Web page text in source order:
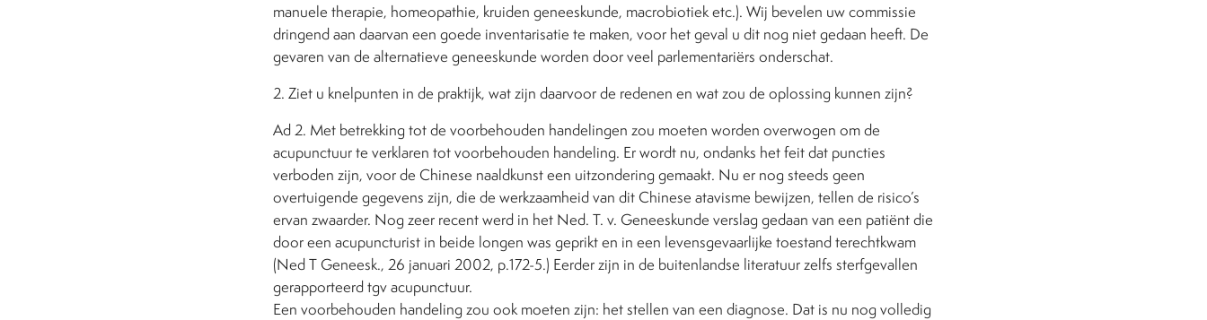
manuele therapie, homeopathie, kruiden geneeskunde, macrobiotiek etc.). Wij bevelen uw commissie
dringend aan daarvan een goede inventarisatie te maken, voor het geval u dit nog niet gedaan heeft. De
gevaren van de alternatieve geneeskunde worden door veel parlementariërs onderschat.
2. Ziet u knelpunten in de praktijk, wat zijn daarvoor de redenen en wat zou de oplossing kunnen zijn?
Ad 2. Met betrekking tot de voorbehouden handelingen zou moeten worden overwogen om de
acupunctuur te verklaren tot voorbehouden handeling. Er wordt nu, ondanks het feit dat puncties
verboden zijn, voor de Chinese naaldkunst een uitzondering gemaakt. Nu er nog steeds geen
overtuigende gegevens zijn, die de werkzaamheid van dit Chinese atavisme bewijzen, tellen de risico’s
ervan zwaarder. Nog zeer recent werd in het Ned. T. v. Geneeskunde verslag gedaan van een patiënt die
door een acupuncturist in beide longen was geprikt en in een levensgevaarlijke toestand terechtkwam
(Ned T Geneesk., 26 januari 2002, p.172-5.) Eerder zijn in de buitenlandse literatuur zelfs sterfgevallen
gerapporteerd tgv acupunctuur.
Een voorbehouden handeling zou ook moeten zijn: het stellen van een diagnose. Dat is nu nog volledig